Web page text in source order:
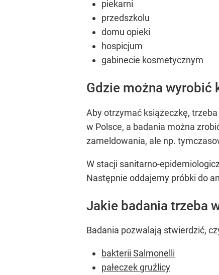
piekarni
przedszkolu
domu opieki
hospicjum
gabinecie kosmetycznym
Gdzie można wyrobić
Aby otrzymać książeczkę,
w Polsce, a badania można
zameldowania, ale np.
W stacji sanitarno-
Następnie oddajemy próbki do
Jakie badania trzeba
Badania pozwalają stwierdzić,
bakterii Salmonelli
pałeczek gruźlicy